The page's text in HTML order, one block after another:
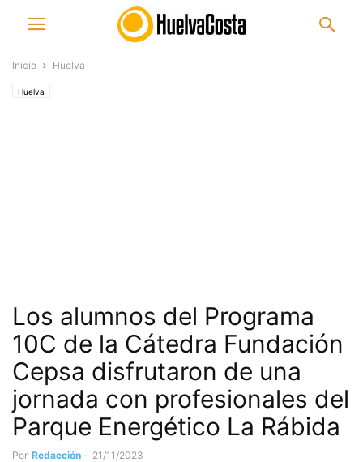
Inicio Huelva
Huelva
Los alumnos del Programa
10C de la Cátedra Fundación
Cepsa disfrutaron de una
jornada con profesionales del
Parque Energético La Rábida
Por Redacción - 21/11/2023